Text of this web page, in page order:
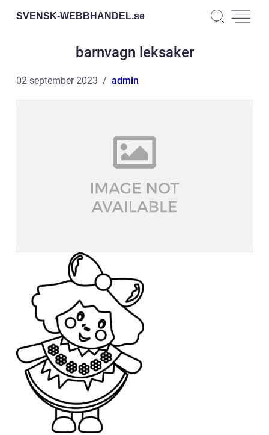
SVENSK-WEBBHANDEL.se
barnvagn leksaker
02 september 2023 admin